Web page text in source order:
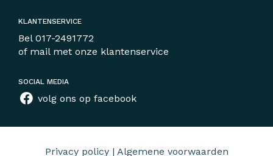
KLANTENSERVICE
Bel 017-2491772
of mail met onze klantenservice
SOCIAL MEDIA
volg ons op facebook
Privacy policy| Algemene voorwaarden